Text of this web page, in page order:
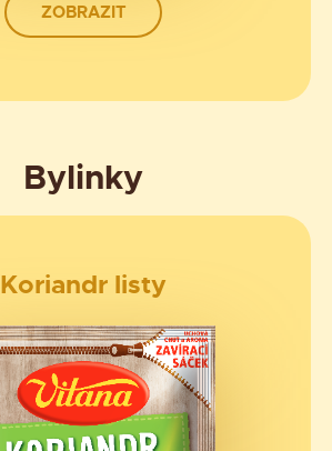
ZOBRAZIT
Bylinky
Koriandr listy